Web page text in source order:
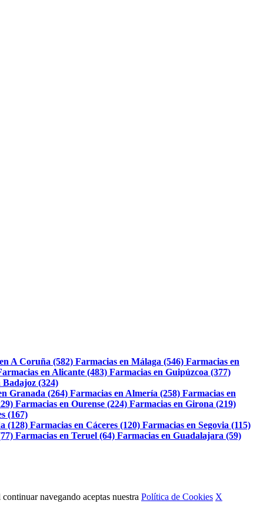
A Coruña (582) Farmacias en Málaga (546) Farmacias en
en Alicante (483) Farmacias en Guipúzcoa (377)
Badajoz (324)
Granada (264) Farmacias en Almería (258) Farmacias en
Farmacias en Ourense (224) Farmacias en Girona (219)
(167)
(128) Farmacias en Cáceres (120) Farmacias en Segovia (115)
Farmacias en Teruel (64) Farmacias en Guadalajara (59)
navegando aceptas nuestra Política de Cookies X